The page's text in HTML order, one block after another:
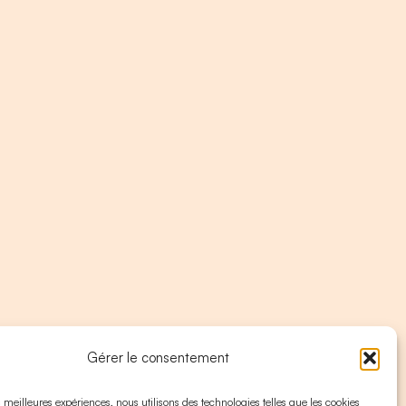
Gérer le consentement
meilleures expériences, nous utilisons des technologies telles que les cookies